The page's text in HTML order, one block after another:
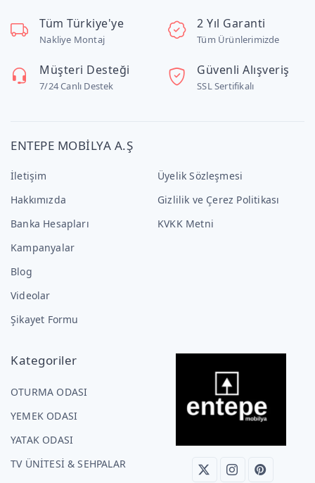
Tüm Türkiye'ye
Nakliye Montaj
2 Yıl Garanti
Tüm Ürünlerimizde
Müşteri Desteği
7/24 Canlı Destek
Güvenli Alışveriş
SSL Sertifikalı
ENTEPE MOBİLYA A.Ş
İletişim
Hakkımızda
Banka Hesapları
Kampanyalar
Blog
Videolar
Şikayet Formu
Üyelik Sözleşmesi
Gizlilik ve Çerez Politikası
KVKK Metni
Kategoriler
OTURMA ODASI
YEMEK ODASI
YATAK ODASI
TV ÜNİTESİ & SEHPALAR